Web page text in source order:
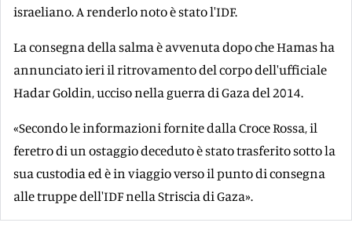
israeliano. A renderlo noto è stato l'IDF.
La consegna della salma è avvenuta dopo che Hamas ha
annunciato ieri il ritrovamento del corpo dell'ufficiale
Hadar Goldin, ucciso nella guerra di Gaza del 2014.
«Secondo le informazioni fornite dalla Croce Rossa, il
feretro di un ostaggio deceduto è stato trasferito sotto la
sua custodia ed è in viaggio verso il punto di consegna
alle truppe dell'IDF nella Striscia di Gaza».